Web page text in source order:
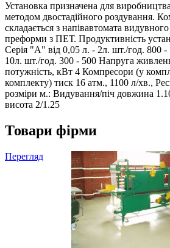
Установка призначена для
методом двостадійного роздування.
складається з напівавтомата видувного
преформи з ПЕТ. Продуктивність
Серія "А" від 0,05 л. - 2л. шт./год. 800 -
10л. шт./год. 300 - 500 Напруга
потужність, кВт 4 Компресори (у
комплекту) тиск 16 атм., 1100 л/хв.,
розміри м.: Видування/піч довжина
висота 2/1.25
Товари фірми
Перегляд